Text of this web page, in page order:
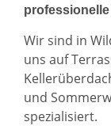
Wir sind in
uns auf
und
spezialisiert.